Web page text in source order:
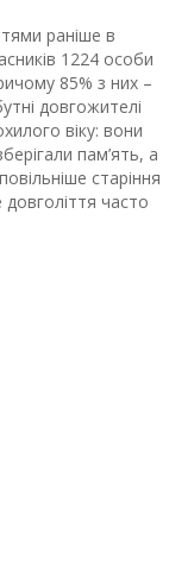
раніше в
1224 особи
85% з них –
довгожителі
віку: вони
пам’ять, а
старіння
часто